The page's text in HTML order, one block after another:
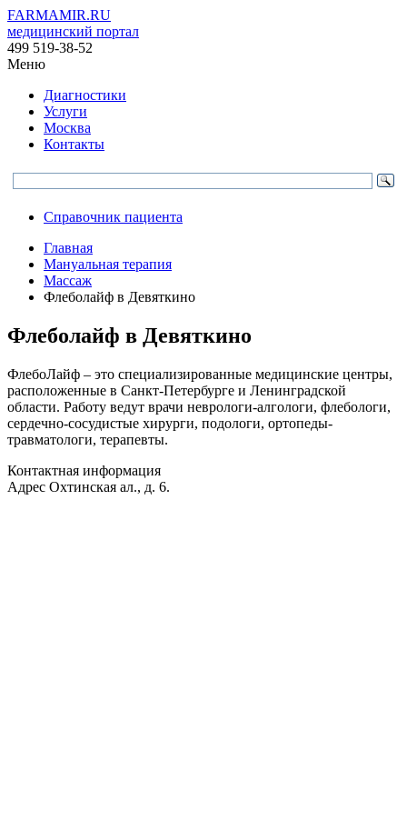
FARMAMIR.RU
медицинский портал
499 519-38-52
Меню
Диагностики
Услуги
Москва
Контакты
Справочник пациента
Главная
Мануальная терапия
Массаж
Флеболайф в Девяткино
Флеболайф в Девяткино
ФлебоЛайф – это специализированные медицинские центры,
расположенные в Санкт-Петербурге и Ленинградской
области. Работу ведут врачи неврологи-алгологи, флебологи,
сердечно-сосудистые хирурги, подологи, ортопеды-
травматологи, терапевты.
Контактная информация
Адрес Охтинская ал., д. 6.